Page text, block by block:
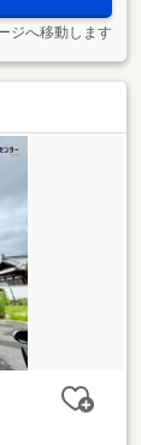
ジへ移動します